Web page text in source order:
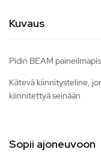
Kuvaus
Pidin BEAM
Kätevä kiinnitysteline,
kiinnitettyä seinään
Sopii ajoneuvoon